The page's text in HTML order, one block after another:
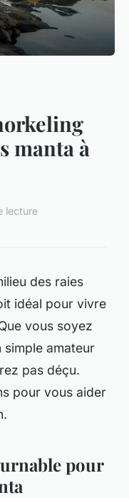
manta à
lecture
des raies
idéal pour vivre
vous soyez
amateur
pas déçu.
pour vous aider
pour